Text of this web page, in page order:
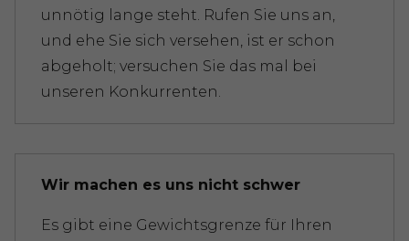
unnötig lange steht. Rufen Sie uns an,
und ehe Sie sich versehen, ist er schon
abgeholt; versuchen Sie das mal bei
unseren Konkurrenten.
Wir machen es uns nicht schwer
Es gibt eine Gewichtsgrenze für Ihren